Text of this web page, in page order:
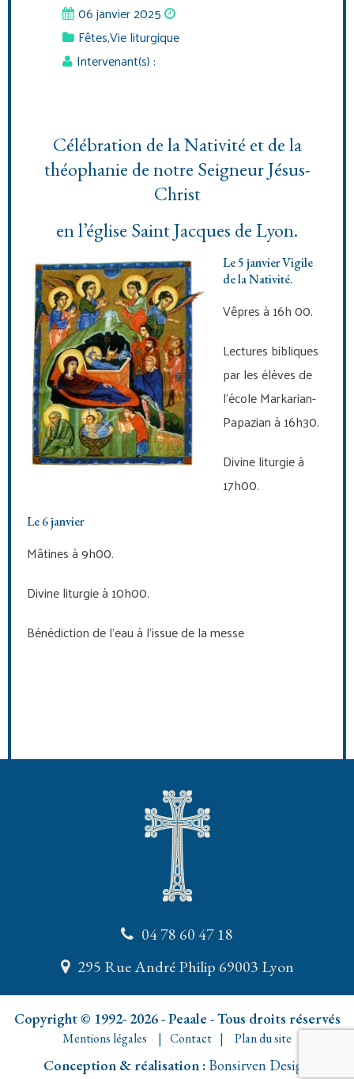
06 janvier 2025
Fêtes,Vie liturgique
Intervenant(s) :
Célébration de la Nativité et de la
théophanie de notre Seigneur Jésus-
Christ
en l’église Saint Jacques de Lyon.
Le 5 janvier Vigile
de la Nativité.
Vêpres à 16h 00.
Lectures bibliques
par les élèves de
l’école Markarian-
Papazian à 16h30.
Divine liturgie à
17h00.
Le 6 janvier
Mâtines à 9h00.
Divine liturgie à 10h00.
Bénédiction de l’eau à l’issue de la messe
04 78 60 47 18
295 Rue André Philip 69003 Lyon
Copyright © 1992- 2026 - Peaale - Tous droits réservés
Mentions légales Contact Plan du site
Conception & réalisation :Bonsirven Design